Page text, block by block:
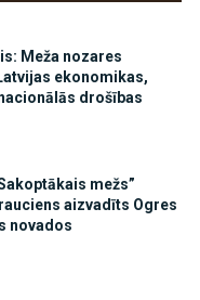
Meža nozares
ekonomikas,
drošības
mežs”
aizvadīts Ogres
novados